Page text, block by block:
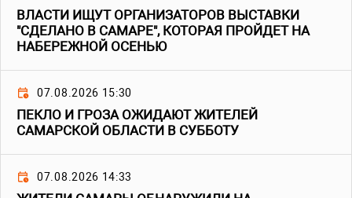
ВЛАСТИ ИЩУТ ОРГАНИЗАТОРОВ ВЫСТАВКИ
"СДЕЛАНО В САМАРЕ", КОТОРАЯ ПРОЙДЕТ НА
НАБЕРЕЖНОЙ ОСЕНЬЮ
07.08.2026 15:30
ПЕКЛО И ГРОЗА ОЖИДАЮТ ЖИТЕЛЕЙ
САМАРСКОЙ ОБЛАСТИ В СУББОТУ
07.08.2026 14:33